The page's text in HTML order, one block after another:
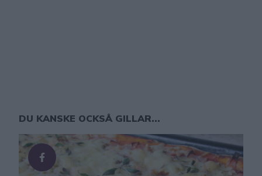
DU KANSKE OCKSÅ GILLAR...